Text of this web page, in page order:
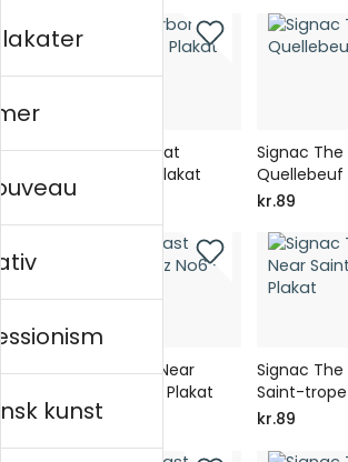
Signac The Harbor at
Quellebeuf No2 - Plakat
kr.89
Signac
Quellebeuf
kr.89
Signac The Coast Near
Saint-tropez No6 - Plakat
kr.89
Signac
Saint-
kr.89
kunst